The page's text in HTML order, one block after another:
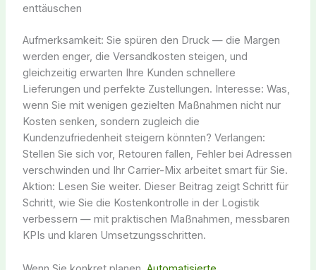
enttäuschen
Aufmerksamkeit: Sie spüren den Druck — die Margen
werden enger, die Versandkosten steigen, und
gleichzeitig erwarten Ihre Kunden schnellere
Lieferungen und perfekte Zustellungen. Interesse: Was,
wenn Sie mit wenigen gezielten Maßnahmen nicht nur
Kosten senken, sondern zugleich die
Kundenzufriedenheit steigern könnten? Verlangen:
Stellen Sie sich vor, Retouren fallen, Fehler bei Adressen
verschwinden und Ihr Carrier-Mix arbeitet smart für Sie.
Aktion: Lesen Sie weiter. Dieser Beitrag zeigt Schritt für
Schritt, wie Sie die Kostenkontrolle in der Logistik
verbessern — mit praktischen Maßnahmen, messbaren
KPIs und klaren Umsetzungsschritten.